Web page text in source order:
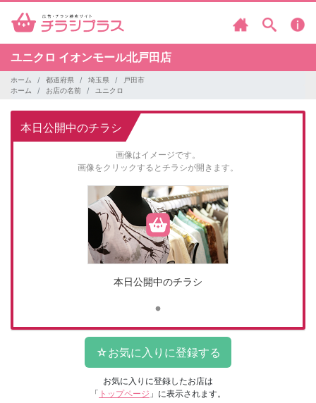
ユニクロ イオンモール北戸田店
ホーム 都道府県 埼玉県
戸田市
ホーム
お店の名前 ユニクロ
本日公開中のチラシ
画像はイメージです。
画像をクリックするとチラシが開きます。
本日公開中のチラシ
お気に入りに登録したお店は
「 トップページ 」に表示されます。